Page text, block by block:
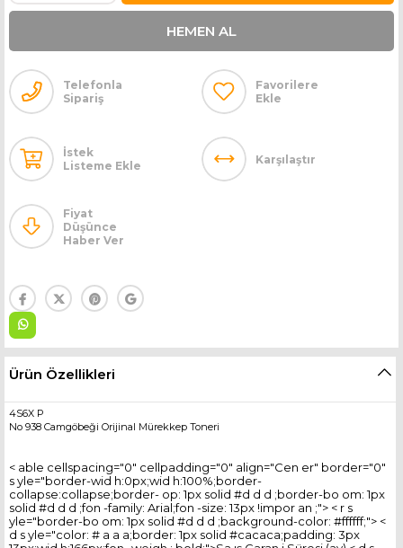
Telefonla
Sipariş
Favorilere
Ekle
İstek
Listeme Ekle
Karşılaştır
Fiyat
Düşünce
Haber Ver
Ürün Özellikleri
4S6X P
No 938 Camgöbeği Orijinal Mürekkep Toneri
< able cellspacing="0" cellpadding="0" align="Cen er" border="0"
s yle="border-wid h:0px;wid h:100%;border-
collapse:collapse;border- op: 1px solid #d d d ;border-bo om: 1px
solid #d d d ;fon -family: Arial;fon -size: 13px !impor an ;"> < r s
yle="border-bo om: 1px solid #d d d ;background-color: #ffffff;"> <
d s yle="color: # a a a;border: 1px solid #cacaca;padding: 3px